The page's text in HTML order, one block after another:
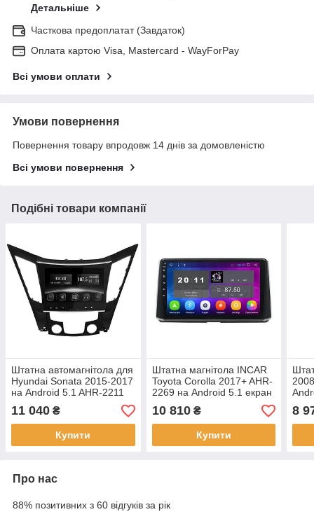
Детальніше
Часткова предоплатат (Завдаток)
Оплата картою Visa, Mastercard - WayForPay
Всі умови оплати
Умови повернення
Повернення товару впродовж 14 днів за домовленістю
Всі умови повернення
Подібні товари компанії
Штатна автомагнітола для
Hyundai Sonata 2015-2017
на Android 5.1 AHR-2211
головний пристрій для
автомобіля
11 040 ₴
Купити
Штатна магнітола INCAR
Toyota Corolla 2017+ AHR-
2269 на Android 5.1 екран
9"
10 810₴
Купити
8
Про нас
88% позитивних з 60 відгуків за рік